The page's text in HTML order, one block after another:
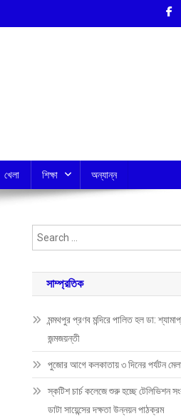
খেলা শিক্ষা অন্যান্ন
সাম্প্রতিক
মন্মথপুর প্রণব মন্দিরে পালিত হল ডা:
জন্মজয়ন্তী
পুজোর আগে কলকাতায় ৩ দিনের পর্যটন
স্কটিশ চার্চ কলেজে শুরু হচ্ছে টেলিভিশন
ডাটা সায়েন্সের দক্ষতা উন্নয়ন পাঠক্রম